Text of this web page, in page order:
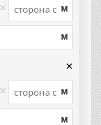
× м
м
× м
м
×